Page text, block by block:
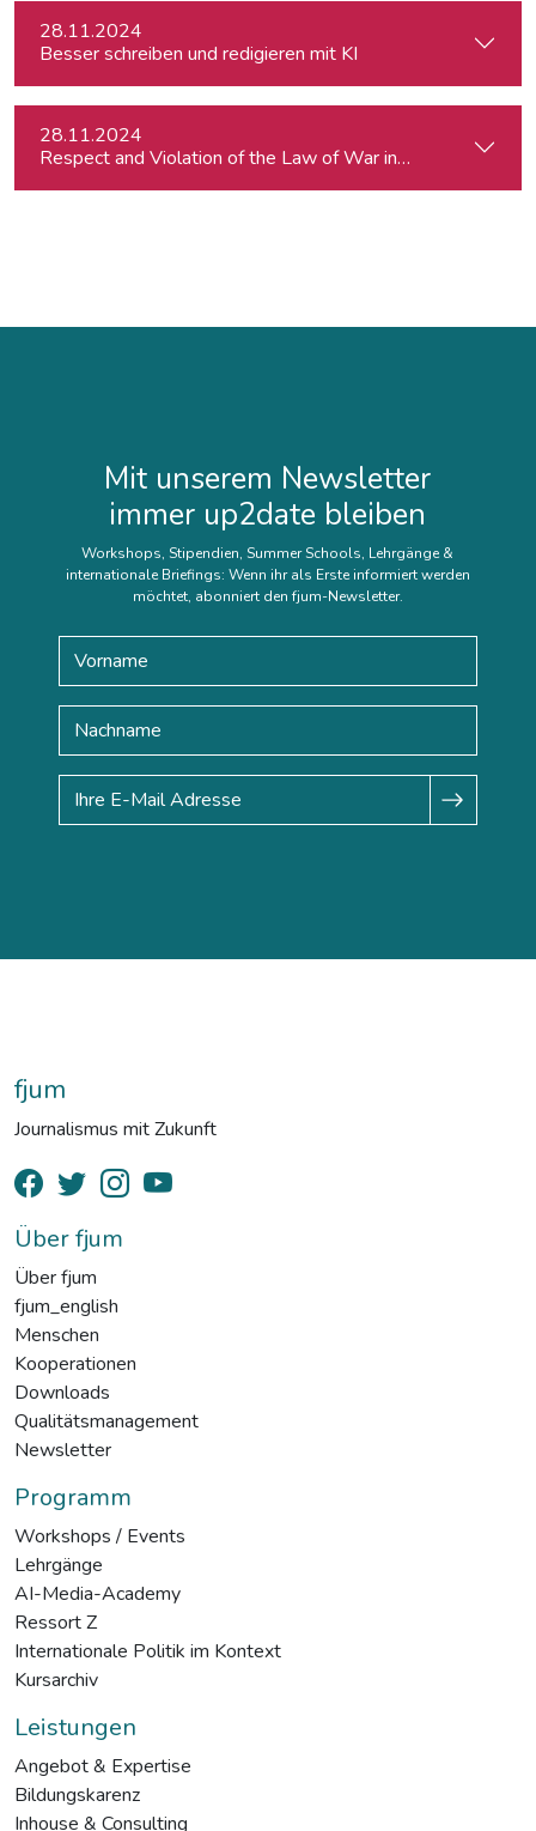
28.11.2024
Besser schreiben und redigieren mit KI
28.11.2024
Respect and Violation of the Law of War in Ukraine and
Mit unserem Newsletter
immer up2date bleiben
Workshops, Stipendien, Summer Schools, Lehrgänge &
internationale Briefings: Wenn ihr als Erste informiert werden
möchtet, abonniert den fjum-Newsletter.
fjum
Journalismus mit Zukunft
Über fjum
Über fjum
fjum_english
Menschen
Kooperationen
Downloads
Qualitätsmanagement
Newsletter
Programm
Workshops / Events
Lehrgänge
AI-Media-Academy
Ressort Z
Internationale Politik im Kontext
Kursarchiv
Leistungen
Angebot & Expertise
Bildungskarenz
Inhouse & Consulting